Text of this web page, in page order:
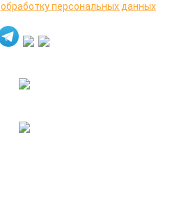
обработку персональных данных